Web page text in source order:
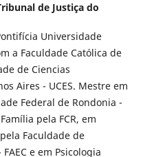
de Justiça do
Universidade
a Faculdade Católica de
de Ciencias
Aires - UCES. Mestre em
Federal de Rondonia -
pela FCR, em
Faculdade de
e em Psicologia